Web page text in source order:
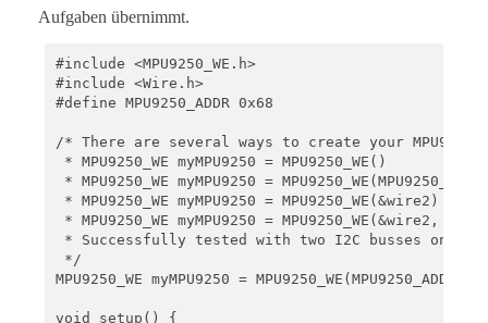
  Serial.print("   ");
  Serial.print(corrGyrRaw.y);
  Serial.println(corrGyrRaw.z);
Serial.println("Gyroscope Data in degrees/s
  Serial.print("   ");
  Serial.print(gyr.y);
  Serial.print("   ");
  Serial.println(gyr.z);
  delay(1000);
Aufgaben übernimmt.
#include <MPU9250_WE.h>
#include <Wire.h>
#define MPU9250_ADDR 0x68
/* There are several ways to create your MPU9250
* MPU9250_WE myMPU9250 = MPU9250_WE()
* MPU9250_WE myMPU9250 =
* MPU9250_WE myMPU9250 =
* MPU9250_WE myMPU9250 = MPU9250_WE(&wire2,
* Successfully tested with two I2C busses on an
*/
MPU9250_WE myMPU9250 = MPU9250_WE(MPU9250_ADDR);
void setup() {